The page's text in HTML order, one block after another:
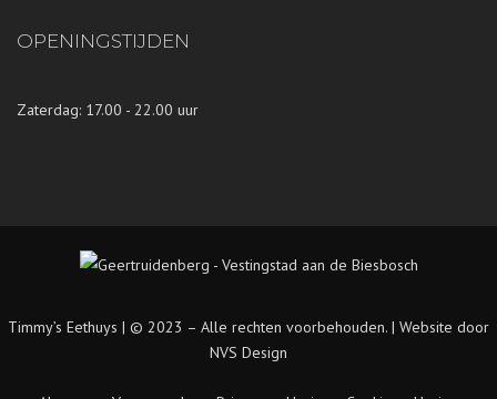
OPENINGSTIJDEN
Zaterdag: 17.00 - 22.00 uur
Timmy’s Eethuys | © 2023 – Alle rechten voorbehouden. | Website door
NVS Design